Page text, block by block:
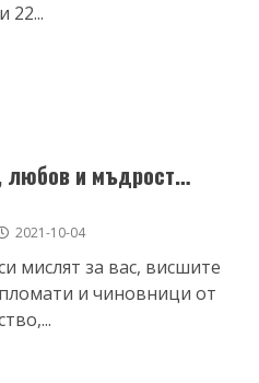
22...
любов и мъдрост…
2021-10-04
мислят за вас, висшите
и чиновници от